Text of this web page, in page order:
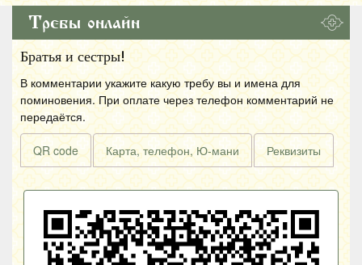
Требы онлайн
Братья и сестры!
В комментарии укажите какую требу вы и имена для
поминовения. При оплате через телефон комментарий не
передаётся.
QR code Карта, телефон, Ю-мани Реквизиты